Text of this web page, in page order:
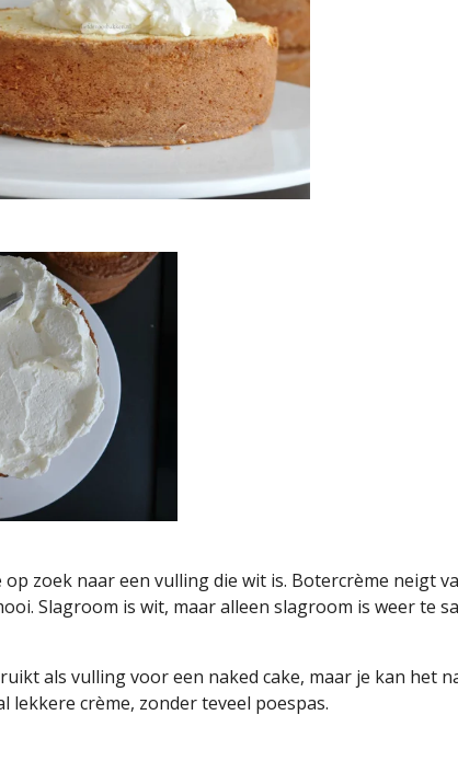
zoek naar een vulling die wit is. Botercrème neigt
Slagroom is wit, maar alleen slagroom is weer te
als vulling voor een naked cake, maar je kan het
lekkere crème, zonder teveel poespas.